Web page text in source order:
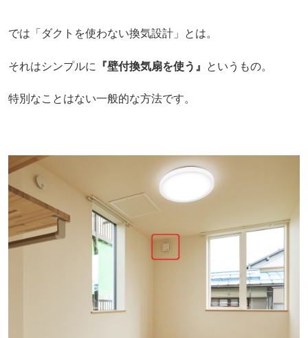
では「ダクトを使わない換気設計」とは。
それはシンプルに 『壁付換気扇を使う』 というもの。
特別なことはない一般的な方法です。